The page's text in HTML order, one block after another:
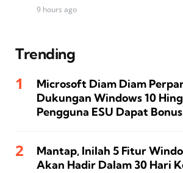
9 hours ago
Trending
Microsoft Diam Diam
Dukungan Windows 10
Pengguna ESU Dapat
Mantap, Inilah 5 Fitur
Akan Hadir Dalam 30 Hari